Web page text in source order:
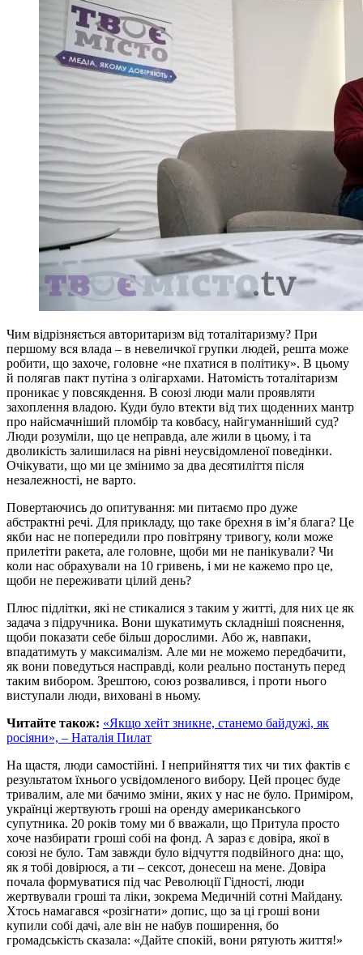
Чим відрізняється авторитаризм від тоталітаризму? При
першому вся влада – в невеличкої групки людей, решта може
робити, що захоче, головне «не пхатися в політику». В цьому
й полягав пакт путіна з олігархами. Натомість тоталітаризм
проникає у повсякдення. В союзі люди мали проявляти
захоплення владою. Куди було втекти від тих щоденних мантр
про найсмачніший пломбір та ковбасу, найгуманніший суд?
Люди розуміли, що це неправда, але жили в цьому, і та
дволикість залишилася на рівні неусвідомленої поведінки.
Очікувати, що ми це змінимо за два десятиліття після
незалежності, не варто.
Повертаючись до опитування: ми питаємо про дуже
абстрактні речі. Для прикладу, що таке брехня в ім’я блага? Це
якби нас не попередили про повітряну тривогу, коли може
прилетіти ракета, але головне, щоби ми не панікували? Чи
коли нас обрахували на 10 гривень, і ми не кажемо про це,
щоби не переживати цілий день?
Плюс підлітки, які не стикалися з таким у житті, для них це як
задача з підручника. Вони шукатимуть складніші пояснення,
щоби показати себе більш дорослими. Або ж, навпаки,
впадатимуть у максималізм. Але ми не можемо передбачити,
як вони поведуться насправді, коли реально постануть перед
таким вибором. Зрештою, союз розвалився, і проти нього
виступали люди, виховані в ньому.
Читайте також: «Якщо хейт зникне, станемо байдужі, як
росіяни», – Наталія Пилат
На щастя, люди самостійні. І неприйняття тих чи тих фактів є
результатом їхнього усвідомленого вибору. Цей процес буде
тривалим, але ми бачимо зміни, яких у нас не було. Приміром,
українці жертвують гроші на оренду американського
супутника. 20 років тому ми б вважали, що Притула просто
хоче назбирати гроші собі на фонд. А зараз є довіра, якої в
союзі не було. Там завжди було відчуття подвійного дна: що,
як я тобі довірюся, а ти – сексот, донесеш на мене. Довіра
почала формуватися під час Революції Гідності, люди
жертвували гроші та ліки, зокрема Медичній сотні Майдану.
Хтось намагався «розігнати» допис, що за ці гроші вони
купили собі дачі, але він не набув поширення, бо
громадськість сказала: «Дайте спокій, вони рятують життя!»